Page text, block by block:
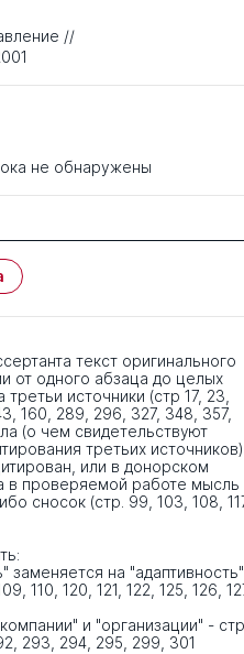
//
не обнаружены
текст оригинального
от одного абзаца до целых
источники (стр 17, 23,
160, 289, 296, 327, 348, 357,
(о чем свидетельствуют
третьих
или в донорском
в проверяемой работе мысль
сносок (стр. 99, 103, 108,
заменяется на "адаптивность"
110, 120, 121, 122, 125, 126,
и "организации" -
293, 294, 295, 299, 301